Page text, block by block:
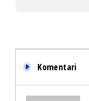
Komentari